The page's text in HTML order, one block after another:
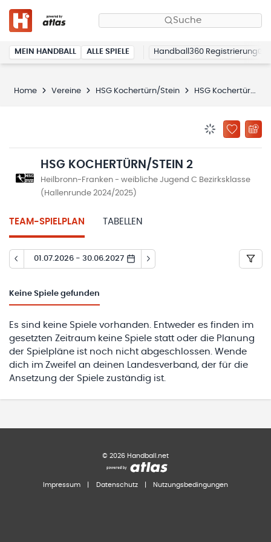
Suche
MEIN HANDBALL ALLE SPIELE Handball360 Registrierung
Home Vereine HSG Kochertürn/Stein HSG Kochertürn/Stein 2
ZU
HSG KOCHERTÜRN/STEIN 2
Heilbronn-Franken - weibliche Jugend C Bezirksklasse
(Hallenrunde 2024/2025)
TEAM-SPIELPLAN TABELLEN
01.07.2026 - 30.06.2027
Keine Spiele gefunden
Es sind keine Spiele vorhanden. Entweder es finden im
gesetzten Zeitraum keine Spiele statt oder die Planung
der Spielpläne ist noch nicht abgeschlossen. Wende
dich im Zweifel an deinen Landesverband, der für die
Ansetzung der Spiele zuständig ist.
© 2026 Handball.net
Impressum Datenschutz Nutzungsbedingungen